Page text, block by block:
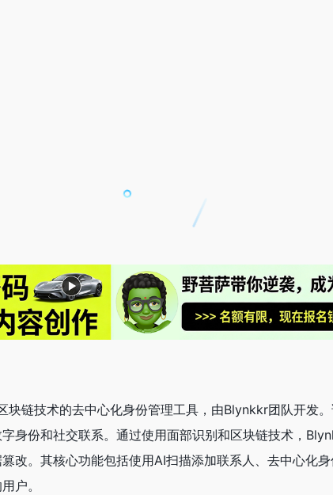
块链技术的去中心化身份管理工具，由Blynkkr团队开发
身份和社交联系。通过使用面部识别和区块链技术，
改。其核心功能包括使用AI扫描添加联系人、去中心化
户。